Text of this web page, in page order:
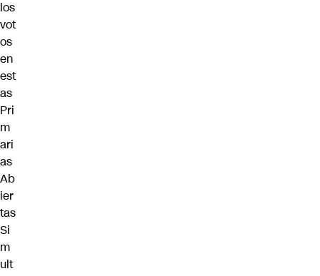
los
vot
os
en
est
as
Pri
m
ari
as
Ab
ier
tas
Si
m
ult